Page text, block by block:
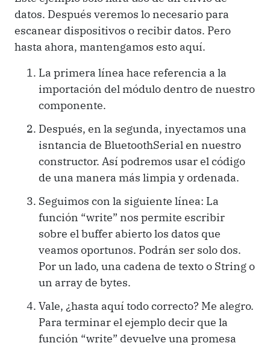
datos. Después veremos lo necesario para
escanear dispositivos o recibir datos. Pero
hasta ahora, mantengamos esto aquí.
La primera línea hace referencia a la
importación del módulo dentro de nuestro
componente.
Después, en la segunda, inyectamos una
isntancia de BluetoothSerial en nuestro
constructor. Así podremos usar el código
de una manera más limpia y ordenada.
Seguimos con la siguiente línea: La
función “write” nos permite escribir
sobre el buffer abierto los datos que
veamos oportunos. Podrán ser solo dos.
Por un lado, una cadena de texto o String o
un array de bytes.
Vale, ¿hasta aquí todo correcto? Me alegro.
Para terminar el ejemplo decir que la
función “write” devuelve una promesa